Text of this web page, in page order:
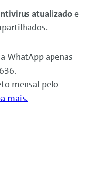
atualizadoe
WhatApp apenas
mensal pelo
mais.